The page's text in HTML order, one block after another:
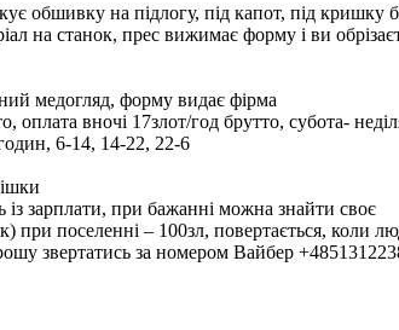
обшивку на підлогу, під капот, під кришку
на станок, прес вижимає форму і ви
медогляд, форму видає фірма
оплата вночі 17злот/год брутто, субота-
6-14, 14-22, 22-6
зарплати, при бажанні можна знайти своє
при поселенні – 100зл, повертається, коли
звертатись за номером Вайбер